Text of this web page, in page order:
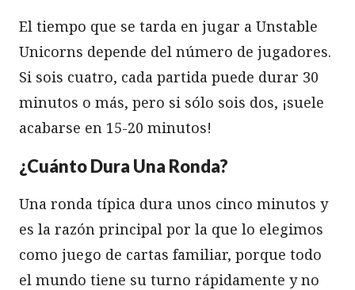
El tiempo que se tarda en jugar a Unstable
Unicorns depende del número de jugadores.
Si sois cuatro, cada partida puede durar 30
minutos o más, pero si sólo sois dos, ¡suele
acabarse en 15-20 minutos!
¿Cuánto Dura Una Ronda?
Una ronda típica dura unos cinco minutos y
es la razón principal por la que lo elegimos
como juego de cartas familiar, porque todo
el mundo tiene su turno rápidamente y no